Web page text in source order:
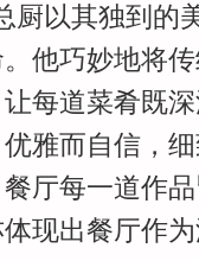
以其独到的
他巧妙地将
每道菜肴既
雅而自信，
厅每一道作
现出餐厅作